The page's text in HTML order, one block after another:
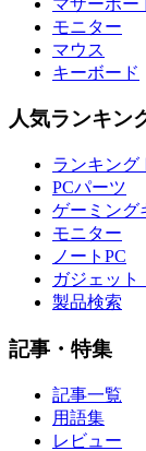
モニター
マウス
キーボード
人気ランキン
ランキング
PCパーツ
ゲーミング
モニター
ノートPC
ガジェット
製品検索
記事・特集
記事一覧
用語集
レビュー